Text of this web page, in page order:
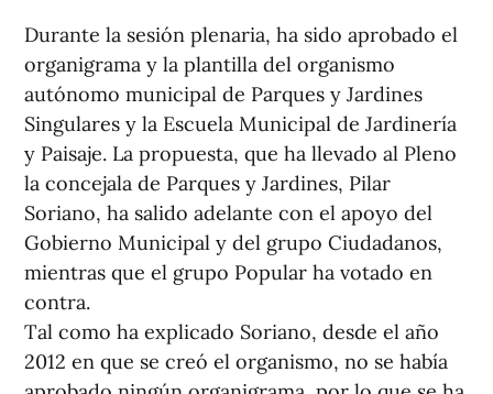
Durante la sesión plenaria, ha sido aprobado el
organigrama y la plantilla del organismo
autónomo municipal de Parques y Jardines
Singulares y la Escuela Municipal de Jardinería
y Paisaje. La propuesta, que ha llevado al Pleno
la concejala de Parques y Jardines, Pilar
Soriano, ha salido adelante con el apoyo del
Gobierno Municipal y del grupo Ciudadanos,
mientras que el grupo Popular ha votado en
contra.
Tal como ha explicado Soriano, desde el año
2012 en que se creó el organismo, no se había